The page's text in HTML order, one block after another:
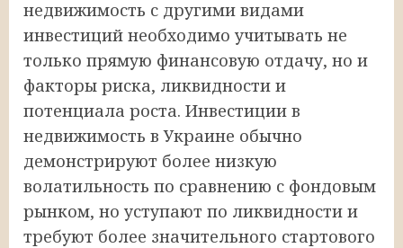
недвижимость с другими видами
инвестиций необходимо учитывать не
только прямую финансовую отдачу, но и
факторы риска, ликвидности и
потенциала роста. Инвестиции в
недвижимость в Украине обычно
демонстрируют более низкую
волатильность по сравнению с фондовым
рынком, но уступают по ликвидности и
требуют более значительного стартового